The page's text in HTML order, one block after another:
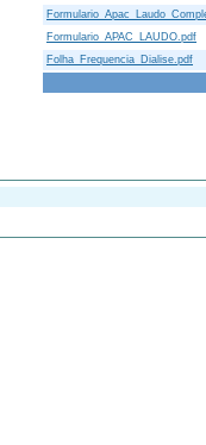
Formulario_APAC_LAUDO.pdf
Folha_Frequencia_Dialise.pdf